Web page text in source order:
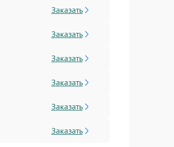
Заказать
Заказать
Заказать
Заказать
Заказать
Заказать